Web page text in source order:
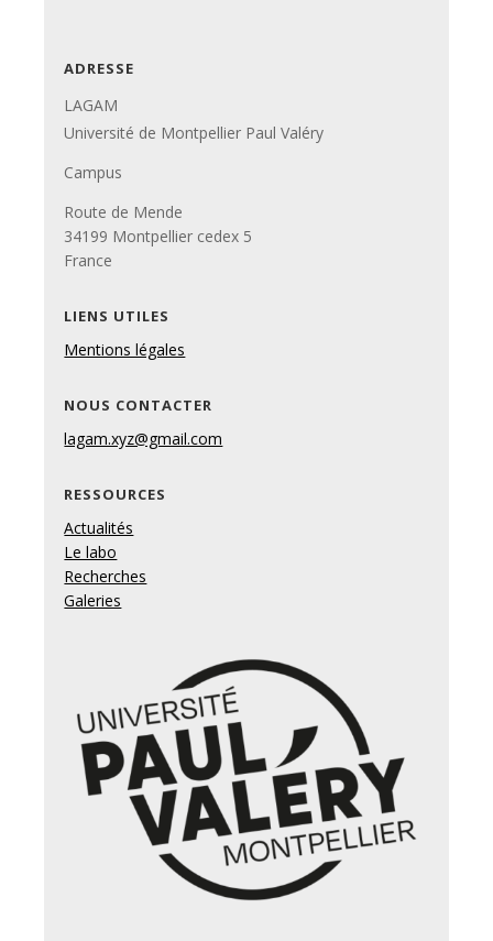
ADRESSE
LAGAM
Université de Montpellier Paul Valéry
Campus
Route de Mende
34199 Montpellier cedex 5
France
LIENS UTILES
Mentions légales
NOUS CONTACTER
lagam.xyz@gmail.com
RESSOURCES
Actualités
Le labo
Recherches
Galeries